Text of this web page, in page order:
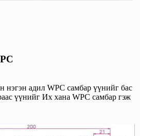
нэгэн адил WPC самбар үүнийг бас
үүнийг Их хана WPC самбар гэж